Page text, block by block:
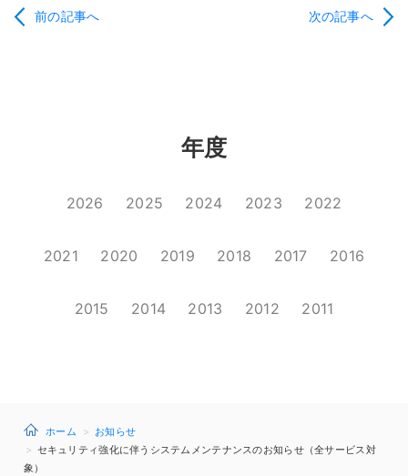
前の記事へ 次の記事へ
年度
2026 2025 2024 2023 2022
2021 2020 2019 2018 2017 2016
2015 2014 2013 2012 2011
ホーム
お知らせ
セキュリティ強化に伴うシステムメンテナンスのお知らせ（全サービス対
象）